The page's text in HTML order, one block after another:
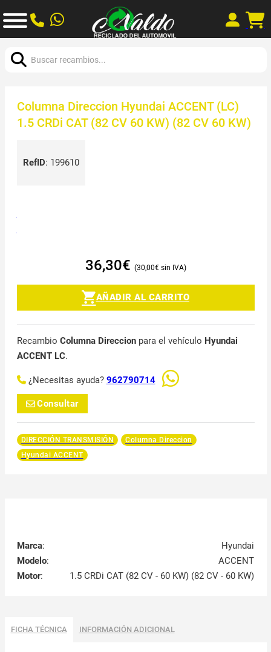
Columna Direccion Hyundai ACCENT (LC)
1.5 CRDi CAT (82 CV 60 KW) (82 CV 60 KW)
RefID: 199610
36,30€ 30,00€
AÑADIR AL CARRITO
Recambio Columna Direccionpara el vehículo Hyundai
ACCENT LC.
¿Necesitas ayuda? 962790714
Consultar
DIRECCIÓN TRANSMISIÓN
Columna Direccion
Hyundai ACCENT
Marca:
Hyundai
Modelo:
ACCENT
Motor: 1.5 CRDi CAT (82 CV - 60 KW) (82 CV - 60 KW)
FICHA TÉCNICA INFORMACIÓN ADICIONAL